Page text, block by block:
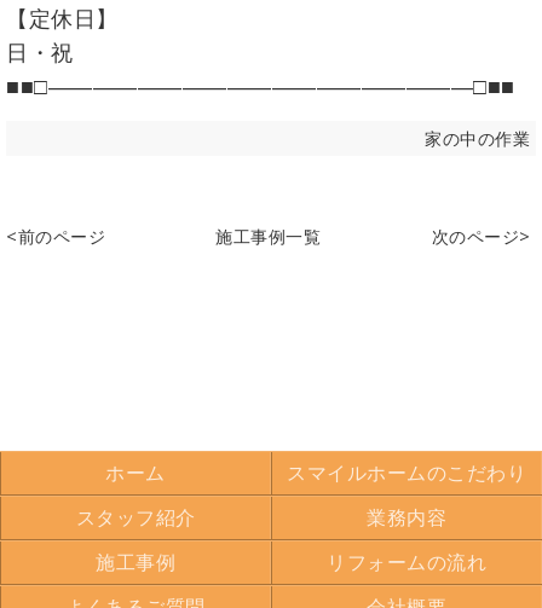
【定休日】
日・祝
■■□―――――――――――――――――――□■■
家の中の作業
<前のページ 施工事例一覧 次のページ>
ホーム
スマイルホームのこだわり
スタッフ紹介
業務内容
施工事例
リフォームの流れ